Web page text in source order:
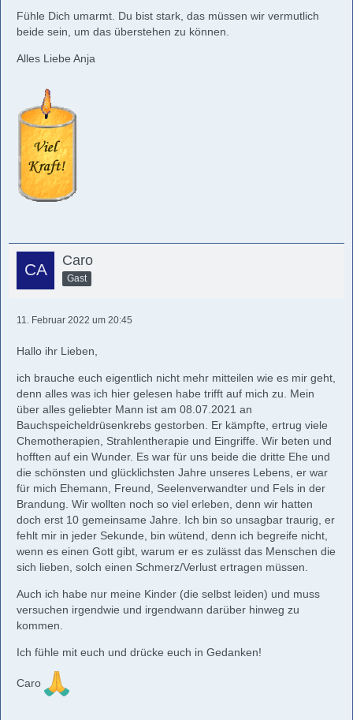
Fühle Dich umarmt. Du bist stark, das müssen wir vermutlich
beide sein, um das überstehen zu können.
Alles Liebe Anja
Caro
Gast
11. Februar 2022 um 20:45
Hallo ihr Lieben,
ich brauche euch eigentlich nicht mehr mitteilen wie es mir geht,
denn alles was ich hier gelesen habe trifft auf mich zu. Mein
über alles geliebter Mann ist am 08.07.2021 an
Bauchspeicheldrüsenkrebs gestorben. Er kämpfte, ertrug viele
Chemotherapien, Strahlentherapie und Eingriffe. Wir beten und
hofften auf ein Wunder. Es war für uns beide die dritte Ehe und
die schönsten und glücklichsten Jahre unseres Lebens, er war
für mich Ehemann, Freund, Seelenverwandter und Fels in der
Brandung. Wir wollten noch so viel erleben, denn wir hatten
doch erst 10 gemeinsame Jahre. Ich bin so unsagbar traurig, er
fehlt mir in jeder Sekunde, bin wütend, denn ich begreife nicht,
wenn es einen Gott gibt, warum er es zulässt das Menschen die
sich lieben, solch einen Schmerz/Verlust ertragen müssen.
Auch ich habe nur meine Kinder (die selbst leiden) und muss
versuchen irgendwie und irgendwann darüber hinweg zu
kommen.
Ich fühle mit euch und drücke euch in Gedanken!
Caro